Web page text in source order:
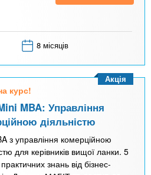
8 місяців
курс!
MBA: Управління
діяльністю
з управління комерційною
для керівників вищої ланки. 5
практичних знань від бізнес-
Акція